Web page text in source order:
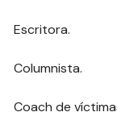
Escritora.
Columnista.
Coach de